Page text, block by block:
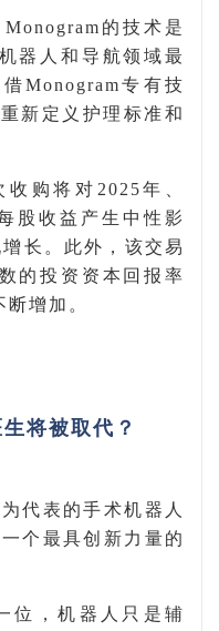
Monogram 的技术是
器人和导航领域最
借Monogram专有技
新定义护理标准和
收购将对 2025年、
股收益产生中性影
长。此外，该交易
的投资资本回报率
增加。
将被取代？
代表的手术机器人
个最具创新力量的
位，机器人只是辅